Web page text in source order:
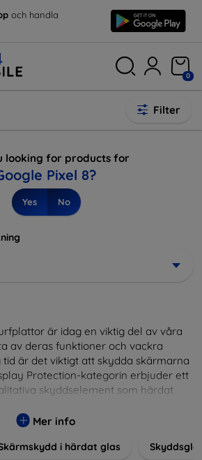
och handla
0
Filter
looking for products for
Pixel 8?
Yes No
är idag en viktig del av våra
av deras funktioner och vackra
är det viktigt att skydda skärmarna
Protection-kategorin erbjuder ett
skyddselement som härdat
skärmarnas livslängd. Härdat glas
som de minimerar fingeravtryck.
Mer info
i härdat glas